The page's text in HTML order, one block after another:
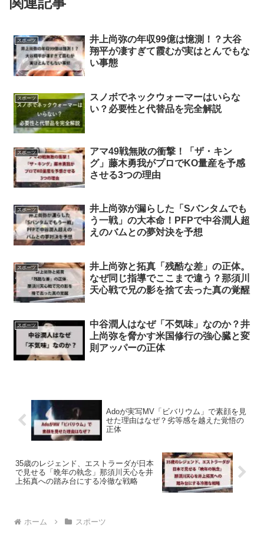
スポーツ
井上尚弥の年収99億は憶測！？大谷
翔平が凄すぎて霞むが実はとんでもな
い事態
スポーツ
スノボでネックウォーマーはいらな
い？必要性と代替品を完全解説
スポーツ
アマ49戦無敗の衝撃！「ザ・キン
グ」藤木勇我がプロでKO量産を予感
させる3つの理由
スポーツ
井上尚弥が漏らした「Sバンタムでも
う一戦」の大本命！PFPで中谷潤人超
えのバムとの夢対決を予想
スポーツ
井上尚弥と拓真「残酷な差」の正体。
なぜ同じ指導でここまで違う？那須川
天心戦で兄の影を捨て去った真の覚醒
スポーツ
中谷潤人はなぜ「不気味」なのか？井
上尚弥を脅かす米国修行の強心臓と変
則アッパーの正体
Adoが実写MV「ビバリウム」で素顔を見
せた理由はなぜ？劣等感を越えた覚悟の
正体
35歳のレジェンド、エストラーダが日本
で見せる「晩年の執念」那須川天心を井
上拓真への踏み台にする冷徹な戦略
ホーム スポーツ